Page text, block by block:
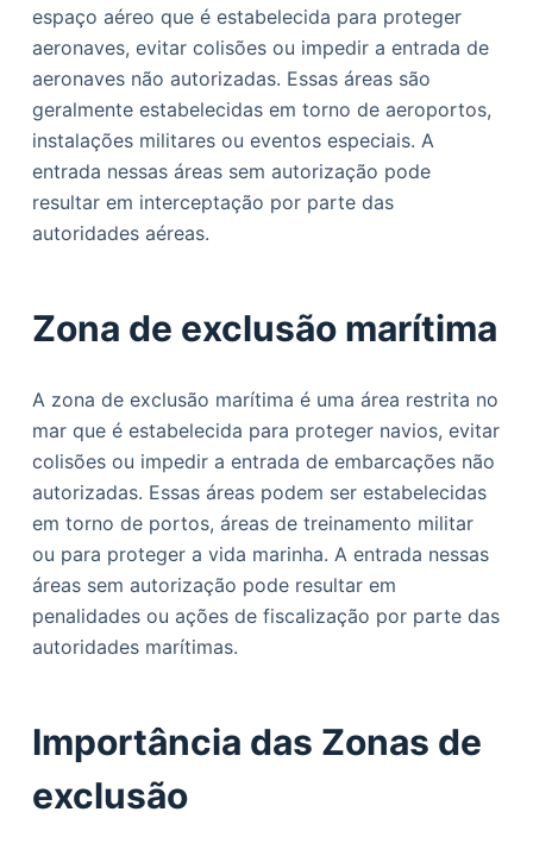
espaço aéreo que é estabelecida para proteger
aeronaves, evitar colisões ou impedir a entrada de
aeronaves não autorizadas. Essas áreas são
geralmente estabelecidas em torno de aeroportos,
instalações militares ou eventos especiais. A
entrada nessas áreas sem autorização pode
resultar em interceptação por parte das
autoridades aéreas.
Zona de exclusão marítima
A zona de exclusão marítima é uma área restrita no
mar que é estabelecida para proteger navios, evitar
colisões ou impedir a entrada de embarcações não
autorizadas. Essas áreas podem ser estabelecidas
em torno de portos, áreas de treinamento militar
ou para proteger a vida marinha. A entrada nessas
áreas sem autorização pode resultar em
penalidades ou ações de fiscalização por parte das
autoridades marítimas.
Importância das Zonas de
exclusão